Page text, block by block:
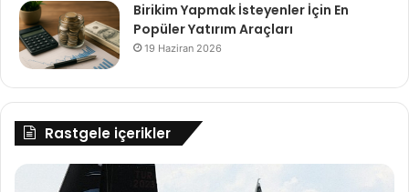
Birikim Yapmak İsteyenler İçin En
Popüler Yatırım Araçları
19 Haziran 2026
Rastgele içerikler
Eker